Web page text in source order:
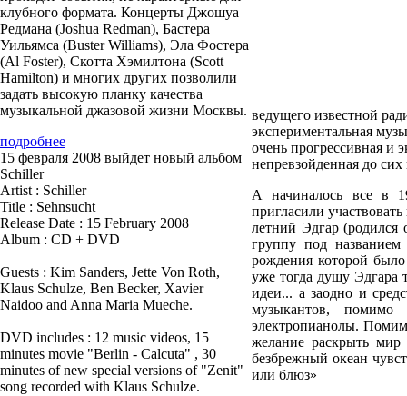
клубного формата. Концерты Джошуа
Редмана (Joshua Redman), Бастера
Уильямса (Buster Williams), Эла Фостера
(Al Foster), Скотта Хэмилтона (Scott
Hamilton) и многих других позволили
задать высокую планку качества
музыкальной джазовой жизни Москвы.
подробнее
15 февраля 2008 выйдет новый альбом
Schiller
Artist : Schiller
Title : Sehnsucht
Release Date : 15 February 2008
Album : CD + DVD
Guests : Kim Sanders, Jette Von Roth,
Klaus Schulze, Ben Becker, Xavier
Naidoo and Anna Maria Mueche.
DVD includes : 12 music videos, 15
minutes movie "Berlin - Calcuta" , 30
minutes of new special versions of "Zenit"
song recorded with Klaus Schulze.
ведущего известной
экспериментальная
очень прогрессивная и
непревзойденная до сих
А начиналось все в
пригласили
летний Эдгар
группу под
рождения которой
уже тогда душу Эдгара
идеи... а заодно и
музыкантов, помимо
электропианолы.
желание раскрыть мир
безбрежный океан
или блюз»